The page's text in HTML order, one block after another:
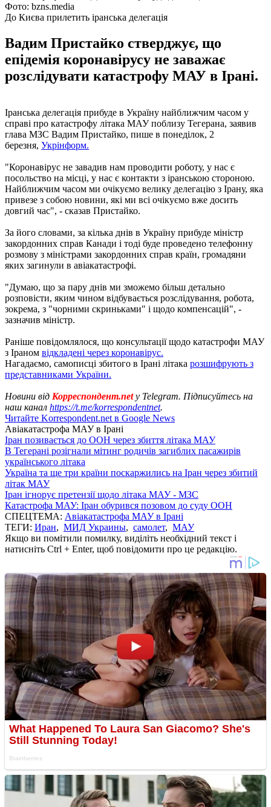
Фото: bzns.media
До Києва прилетить іранська делегація
Вадим Пристайко стверджує, що
епідемія коронавірусу не заважає
розслідувати катастрофу МАУ в Ірані.
Іранська делегація прибуде в Україну найближчим часом у
справі про катастрофу літака МАУ поблизу Тегерана, заявив
глава МЗС Вадим Пристайко, пише в понеділок, 2
березня, Укрінформ.
"Коронавірус не завадив нам проводити роботу, у нас є
посольство на місці, у нас є контакти з іранською стороною.
Найближчим часом ми очікуємо велику делегацію з Ірану, яка
привезе з собою новини, які ми всі очікуємо вже досить
довгий час", - сказав Пристайко.
За його словами, за кілька днів в Україну прибуде міністр
закордонних справ Канади і тоді буде проведено телефонну
розмову з міністрами закордонних справ країн, громадяни
яких загинули в авіакатастрофі.
"Думаю, що за пару днів ми зможемо більш детально
розповісти, яким чином відбувається розслідування, робота,
зокрема, з "чорними скриньками" і щодо компенсацій", -
зазначив міністр.
Раніше повідомлялося, що консультації щодо катастрофи МАУ
з Іраном відкладені через коронавірус.
Нагадаємо, самописці збитого в Ірані літака розшифрують з
представниками України.
Новини від Корреспондент.net у Telegram. Підписуйтесь на
наш канал https://t.me/korrespondentnet.
Читайте Korrespondent.net в Google News
Авіакатастрофа МАУ в Ірані
Іран позивається до ООН через збиття літака МАУ
В Тегерані розігнали мітинг родичів загиблих пасажирів
українського літака
Україна та ще три країни поскаржились на Іран через збитий
літак МАУ
Іран ігнорує претензії щодо літака МАУ - МЗС
Катастрофа МАУ: Іран обурився позовом до суду ООН
СПЕЦТЕМА: Авіакатастрофа МАУ в Ірані
ТЕГИ: Иран, МИД Украины, самолет, МАУ
Якщо ви помітили помилку, виділіть необхідний текст і
натисніть Ctrl + Enter, щоб повідомити про це редакцію.